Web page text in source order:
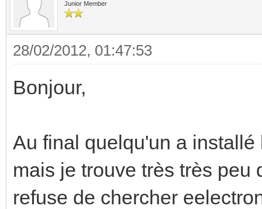
Junior Member
28/02/2012, 01:47:53
Bonjour,
Au final quelqu'un a
mais je trouve très très peu
refuse de chercher